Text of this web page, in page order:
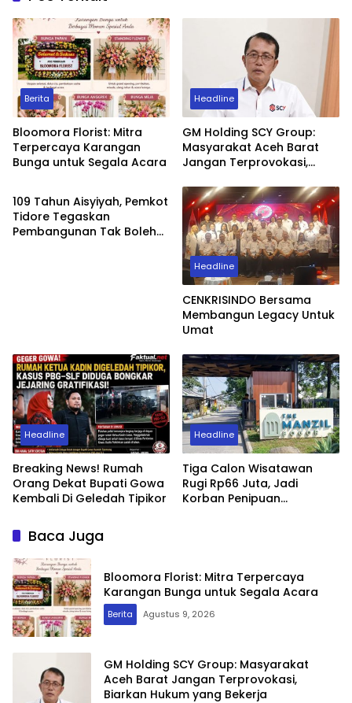
Berita
Bloomora Florist: Mitra
Terpercaya Karangan
Bunga untuk Segala Acara
Headline
GM Holding SCY Group:
Masyarakat Aceh Barat
Jangan Terprovokasi,
Bekerja
Headline
109 Tahun Aisyiyah, Pemkot
Tidore Tegaskan
Pembangunan Tak Boleh
Headline
CENKRISINDO Bersama
Membangun Legacy Untuk
Umat
Headline
Breaking News! Rumah
Orang Dekat Bupati Gowa
Kembali Di Geledah Tipikor
Headline
Tiga Calon Wisatawan
Rugi Rp66 Juta, Jadi
Korban Penipuan
Baca Juga
Bloomora Florist: Mitra Terpercaya
Karangan Bunga untuk Segala Acara
Berita Agustus 9, 2026
GM Holding SCY Group: Masyarakat
Aceh Barat Jangan Terprovokasi,
Biarkan Hukum yang Bekerja